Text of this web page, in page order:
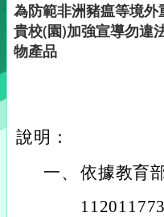
為防範非洲豬瘟等境
貴校(園)加強宣導勿違
物產品
說明：
一、 依據教育